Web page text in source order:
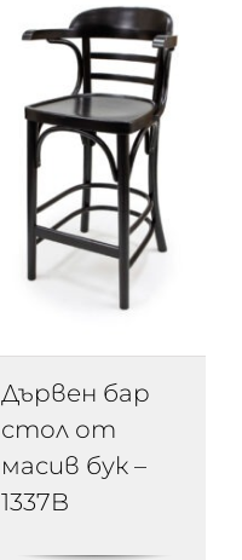
Дървен бар
стол от
масив бук –
1337B